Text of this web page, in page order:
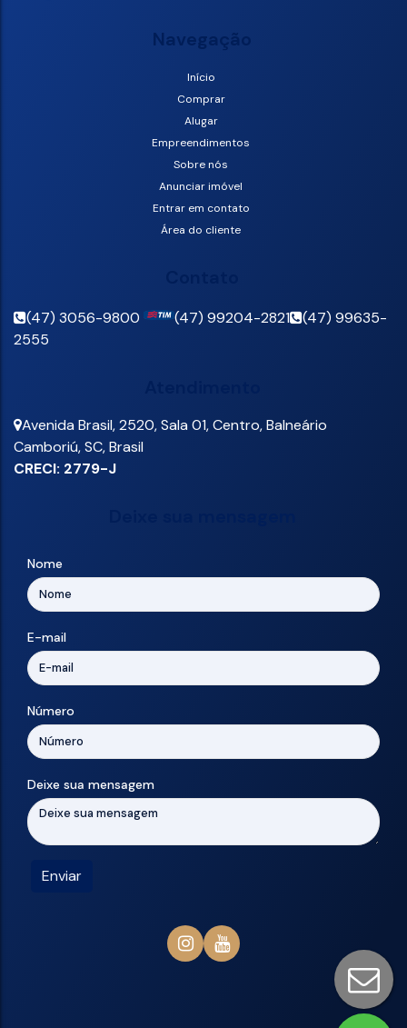
Navegação
Início
Comprar
Alugar
Empreendimentos
Sobre nós
Anunciar imóvel
Entrar em contato
Área do cliente
(47) 3056-9800 (47) 99204-2821
(47) 99635-
2555
Avenida Brasil,2520,Sala 01,Centro,Balneário
Camboriú,SC,Brasil
CRECI: 2779-J
Nome
E-mail
Número
Deixe sua mensagem